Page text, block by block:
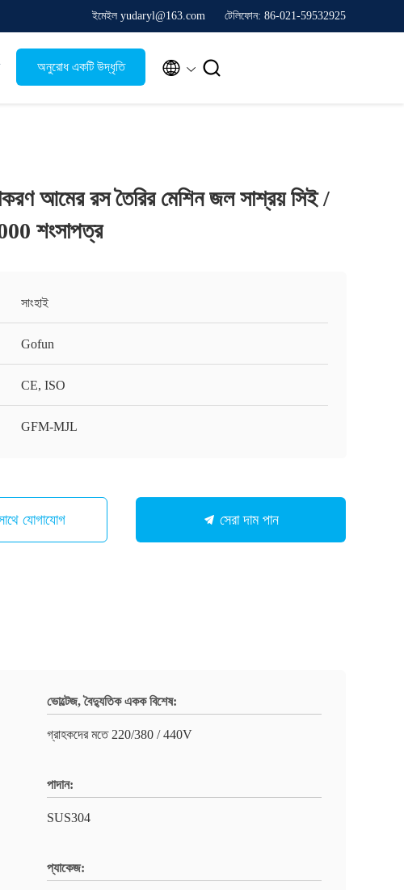
ইমেইল yudaryl@163.com টেলিফোন: 86-021-59532925
অনুরোধ একটি উদ্ধৃতি  
আমের রস তৈরির মেশিন জল সাশ্রয় সিই /
শংসাপত্র
সাংহাই
Gofun
CE, ISO
GFM-MJL
যোগাযোগ সেরা দাম পান
ভোল্টেজ, বৈদ্যুতিক একক বিশেষ:
গ্রাহকদের মতে 220/380 / 440V
পাদান:
SUS304
প্যাকেজ: